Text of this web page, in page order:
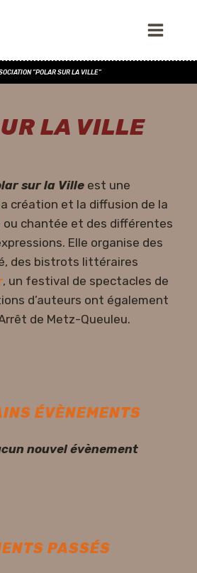
"POLAR SUR LA VILLE"
LA VILLE
sur la Ville est une
création et la diffusion de la
ou chantée et des différentes
Elle organise des
des bistrots littéraires
, un festival de spectacles de
d’auteurs ont également
de Metz-Queuleu.
ÉVÈNEMENTS
nouvel évènement
PASSÉS